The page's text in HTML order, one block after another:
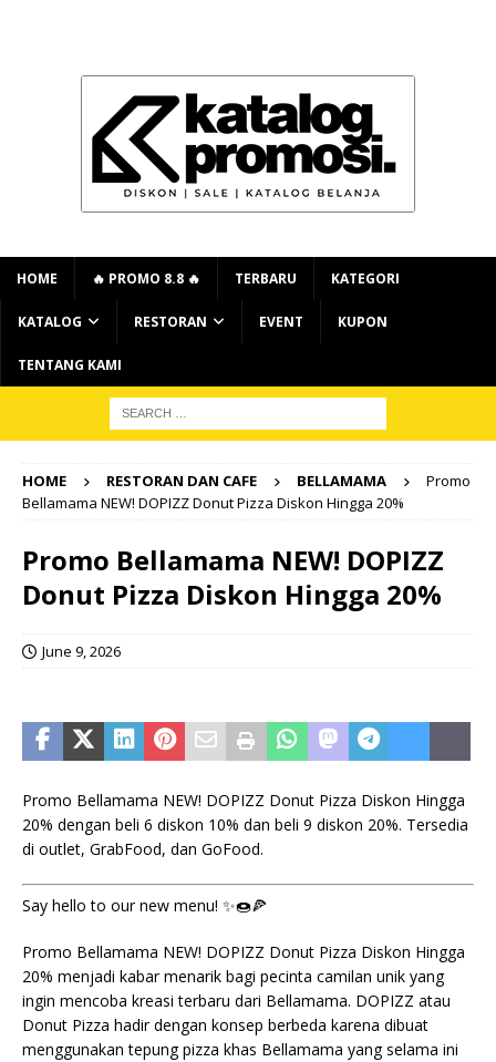
HOME 🔥 PROMO 8.8 🔥 TERBARU KATEGORI
KATALOG RESTORAN EVENT KUPON
TENTANG KAMI
HOME RESTORAN DAN CAFE BELLAMAMA
Promo
Bellamama NEW! DOPIZZ Donut Pizza Diskon Hingga 20%
Promo Bellamama NEW! DOPIZZ
Donut Pizza Diskon Hingga 20%
June 9, 2026
Promo Bellamama NEW! DOPIZZ Donut Pizza Diskon Hingga
20% dengan beli 6 diskon 10% dan beli 9 diskon 20%. Tersedia
di outlet, GrabFood, dan GoFood.
Say hello to our new menu! ✨🍩🍕
Promo Bellamama NEW! DOPIZZ Donut Pizza Diskon Hingga
20% menjadi kabar menarik bagi pecinta camilan unik yang
ingin mencoba kreasi terbaru dari Bellamama. DOPIZZ atau
Donut Pizza hadir dengan konsep berbeda karena dibuat
menggunakan tepung pizza khas Bellamama yang selama ini